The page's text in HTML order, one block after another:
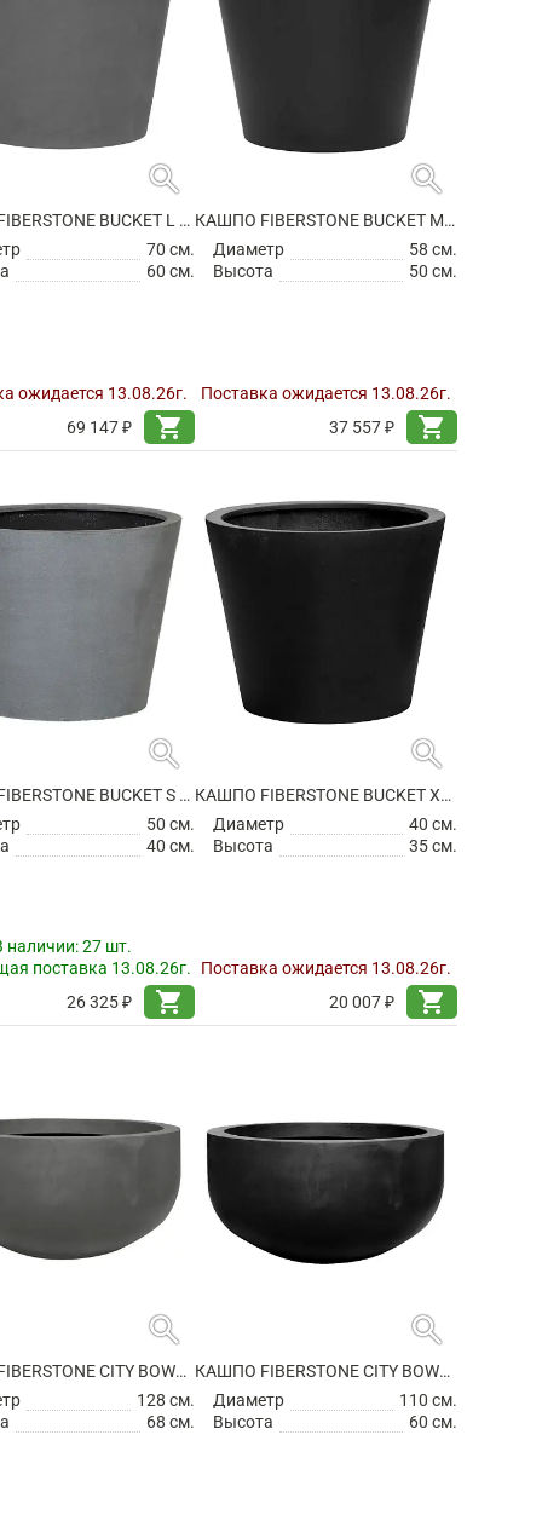
search
КАШПО FIBERSTONE BUCKET L GREY
70 см.
60 см.
ожидается 13.08.26г.
69 147 ₽
shopping_cart
search
КАШПО FIBERSTONE BUCKET M BLACK
Диаметр
58 см.
Высота
50 см.
Поставка ожидается 13.08.26г.
37 557 ₽
shopping_cart
search
КАШПО FIBERSTONE BUCKET S GREY
50 см.
40 см.
наличии:27 шт.
поставка 13.08.26г.
26 325 ₽
shopping_cart
search
КАШПО FIBERSTONE BUCKET XS BLACK
Диаметр
40 см.
Высота
35 см.
Поставка ожидается 13.08.26г.
20 007 ₽
shopping_cart
search
КАШПО FIBERSTONE CITY BOWL L GREY
128 см.
68 см.
search
КАШПО FIBERSTONE CITY BOWL M BLACK
Диаметр
110 см.
Высота
60 см.